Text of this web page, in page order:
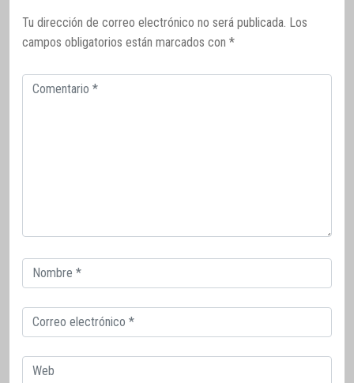
Tu dirección de correo electrónico no será publicada. Los
campos obligatorios están marcados con *
Comentario
Correo
electrónico
Correo
electrónico
Web